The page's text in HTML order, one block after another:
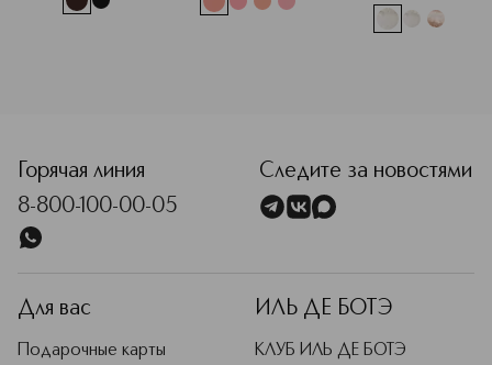
Горячая линия
8-800-100-00-05
Следите за новостями
Для вас
Подарочные карты
ИЛЬ ДЕ БОТЭ
КЛУБ ИЛЬ ДЕ БОТЭ